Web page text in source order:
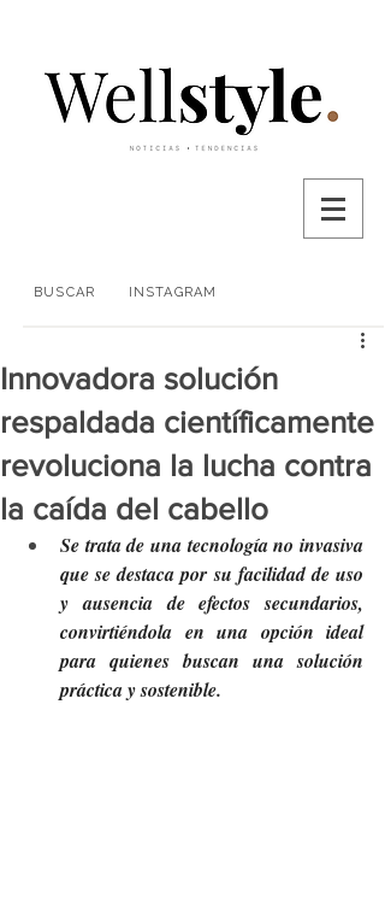
BUSCAR INSTAGRAM
Innovadora solución
respaldada científicamente
revoluciona la lucha contra
la caída del cabello
Se trata de una tecnología no invasiva
que se destaca por su facilidad de uso
y ausencia de efectos secundarios,
convirtiéndola en una opción ideal
para quienes buscan una solución
práctica y sostenible.